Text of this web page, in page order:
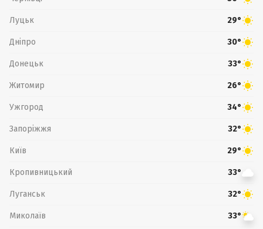
Луцьк 29°
Дніпро 30°
Донецьк 33°
Житомир 26°
Ужгород 34°
Запоріжжя 32°
Київ 29°
Кропивницький 33°
Луганськ 32°
Миколаїв 33°